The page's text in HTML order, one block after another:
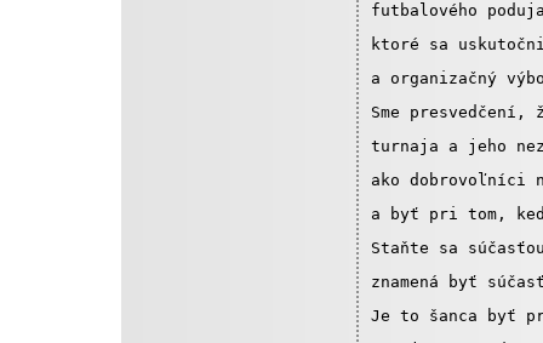
futbalového
ktoré sa
a organizačný
Sme
turnaja a jeho
ako dobrovoľníci
a byť pri tom,
Staňte sa
znamená byť
Je to šanca byť